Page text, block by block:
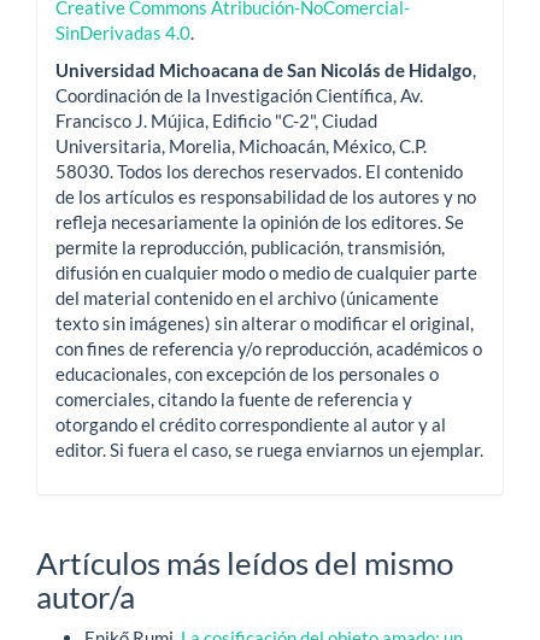
Creative Commons Atribución-NoComercial-
SinDerivadas 4.0.
Universidad Michoacana de San Nicolás de Hidalgo,
Coordinación de la Investigación Científica, Av.
Francisco J. Mújica, Edificio "C-2", Ciudad
Universitaria, Morelia, Michoacán, México, C.P.
58030. Todos los derechos reservados. El contenido
de los artículos es responsabilidad de los autores y no
refleja necesariamente la opinión de los editores. Se
permite la reproducción, publicación, transmisión,
difusión en cualquier modo o medio de cualquier parte
del material contenido en el archivo (únicamente
texto sin imágenes) sin alterar o modificar el original,
con fines de referencia y/o reproducción, académicos o
educacionales, con excepción de los personales o
comerciales, citando la fuente de referencia y
otorgando el crédito correspondiente al autor y al
editor. Si fuera el caso, se ruega enviarnos un ejemplar.
Artículos más leídos del mismo
autor/a